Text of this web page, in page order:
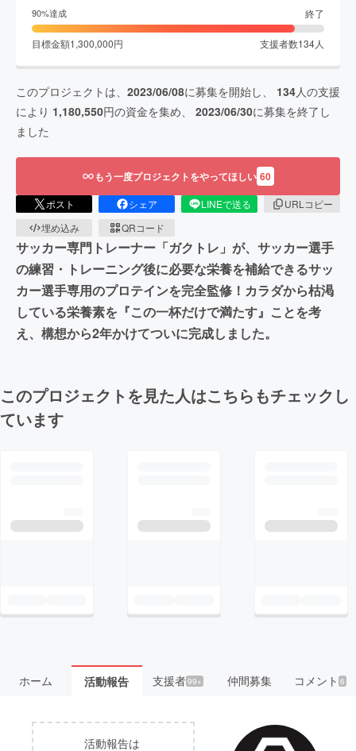
90%達成 終了
目標金額1,300,000円 支援者数134人
このプロジェクトは、 2023/06/08に募集を開始し、 134人の支援
により 1,180,550円の資金を集め、 2023/06/30に募集を終了し
ました
もう一度プロジェクトをやってほしい 60
ポスト シェア LINEで送る
URLコピー
埋め込み
QRコード
​​サッカー専門トレーナー「ガクトレ」が、サッカー選手
の練習・トレーニング後に必要な栄養を補給できるサッ
カー選手専用のプロテインを完全監修！カラダから枯渇
している栄養素を『この一杯だけで満たす』ことを考
え、構想から2年かけてついに完成しました。
このプロジェクトを見た人はこちらもチェックし
ています
ホーム 活動報告 支援者99+ 仲間募集 コメント6
活動報告は